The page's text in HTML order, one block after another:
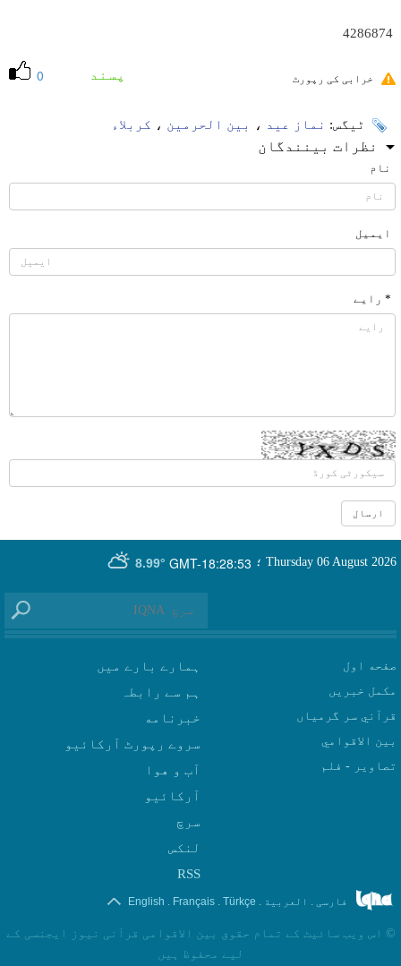
4286874
0 پسند خرابی کی رپورٹ
ٹیگس: نماز عید ، بین الحرمین ، کربلاء
نظرات بینندگان
نام
ایمیل
* رایے
GMT-18:28:53
8.99° Thursday 06 August 2026 ؛
صفحه اول
مکمل خبریں
قرآني سر گرمياں
بين الاقوامي
تصاوير - فلم
ہمارے بارے میں
ہم سے رابطہ
سروے رپورٹ آرکائیو
آب و هوا
سرچ
لنکس
RSS
فارسی العربیة Türkçe
Français
English
© اس ویب سائیٹ کے تمام حقوق بین الاقوامی قرآنی نیوز ایجنسی کے
لیے محفوظ ہیں